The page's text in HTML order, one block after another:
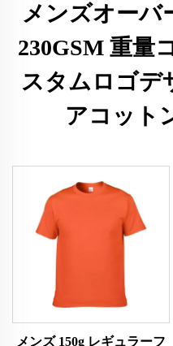
メンズオーバ
230GSM 重量
スタムロゴデ
アコット
メンズ 150g レギュラーフ